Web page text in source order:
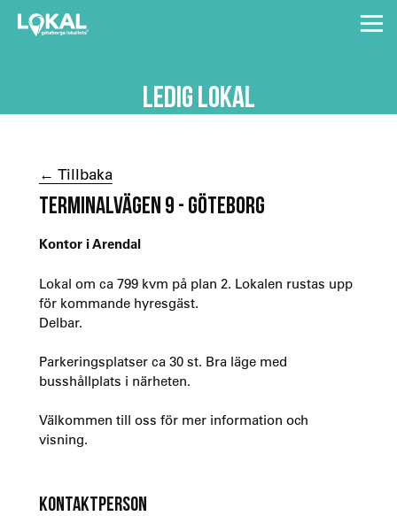
LEDIG LOKAL
← Tillbaka
TERMINALVÄGEN 9 - GÖTEBORG
Kontor i Arendal
Lokal om ca 799 kvm på plan 2. Lokalen rustas upp
för kommande hyresgäst.
Delbar.
Parkeringsplatser ca 30 st. Bra läge med
busshållplats i närheten.
Välkommen till oss för mer information och
visning.
KONTAKTPERSON